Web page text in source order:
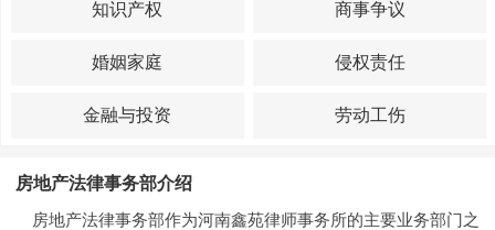
知识产权 商事争议
婚姻家庭 侵权责任
金融与投资 劳动工伤
房地产法律事务部介绍
房地产法律事务部作为河南鑫苑律师事务所的主要业务部门之